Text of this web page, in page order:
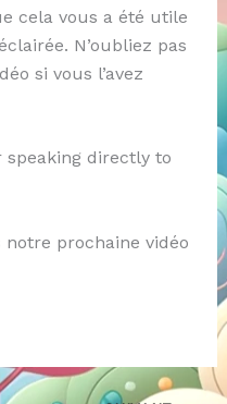
cela vous a été utile
N’oubliez pas
si vous l’avez
speaking directly to
prochaine vidéo